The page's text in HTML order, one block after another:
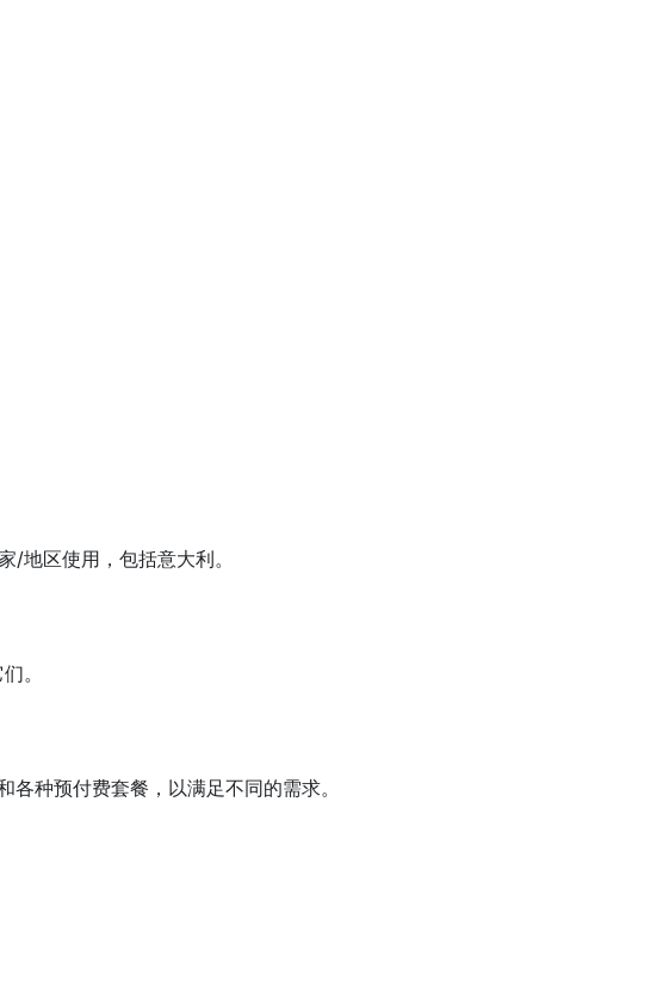
地区使用，包括意大利。
。
种预付费套餐，以满足不同的需求。